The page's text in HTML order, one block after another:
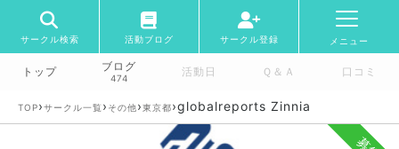
サークル検索 活動ブログ サークル登録 メニュー
トップ ブログ
474 活動日 Ｑ＆Ａ 口コミ
TOP›サークル一覧 › その他›東京都›globalreports Zinnia